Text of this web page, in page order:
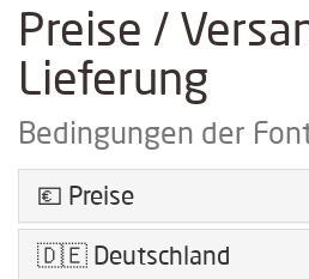
Preise /
Lieferung
Bedingungen der
💶 Preise
🇩🇪 Deutschland